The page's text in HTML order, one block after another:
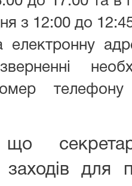
з 12:00 до
електронну
що
заходів для